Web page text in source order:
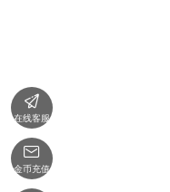

在线客服

金币充值